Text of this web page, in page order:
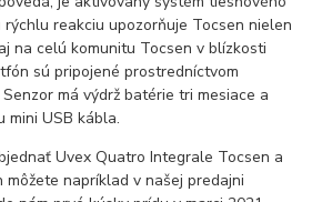
rýchlu reakciu upozorňuje Tocsen nielen
na celú komunitu Tocsen v blízkosti
sú pripojené prostredníctvom
má výdrž batérie tri mesiace a
mini USB kábla.
Uvex Quatro Integrale Tocsen a
môžete napríklad v našej predajni